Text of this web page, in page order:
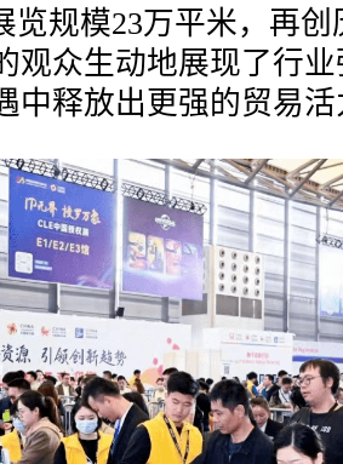
览规模23万平米，再
观众生动地展现了行
中释放出更强的贸易